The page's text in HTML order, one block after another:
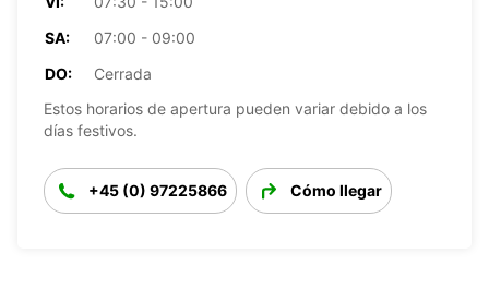
SA:
07:00 - 09:00
DO:
Cerrada
Estos horarios de apertura pueden variar debido a los
días festivos.
+45 (0) 97225866 Cómo llegar